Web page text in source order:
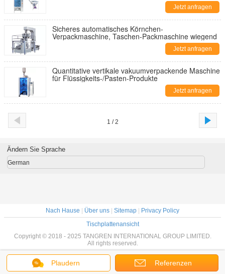
Jetzt anfragen
Sicheres automatisches Körnchen-
Verpackmaschine, Taschen-Packmaschine wiegend
Jetzt anfragen
Quantitative vertikale vakuumverpackende Maschine
für Flüssigkeits-/Pasten-Produkte
Jetzt anfragen
1 / 2
Plaudern Referenzen
Ändern Sie Sprache
German
Nach Hause Über uns Sitemap
Privacy Policy
Tischplattenansicht
Copyright © 2018 - 2025 TANGREN INTERNATIONAL GROUP LIMITED.
All rights reserved.